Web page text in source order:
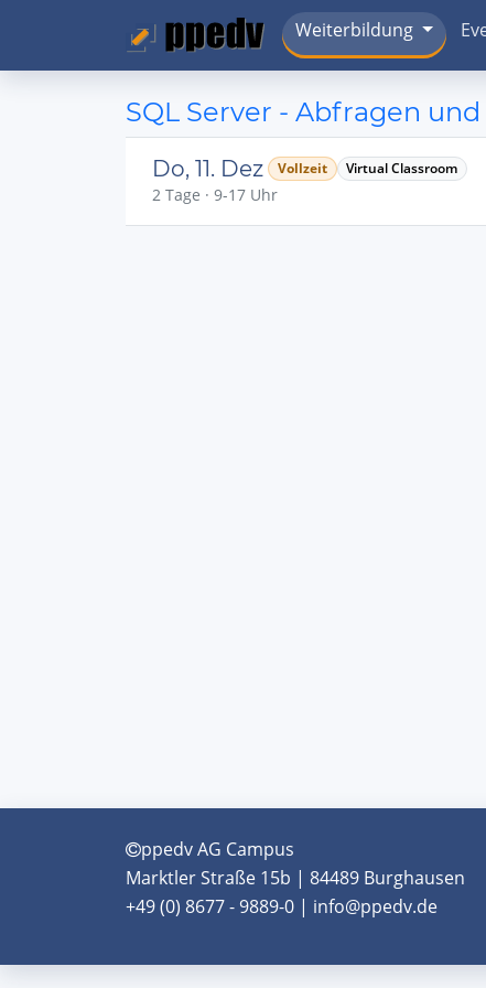
Weiterbildung
SQL Server - Abfragen
Do, 11. Dez Vollzeit Virtual Classroom
2 Tage · 9-17 Uhr
ppedv AG Campus
Marktler Straße 15b | 84489 Burghausen
+49 (0) 8677 - 9889-0 | info@ppedv.de